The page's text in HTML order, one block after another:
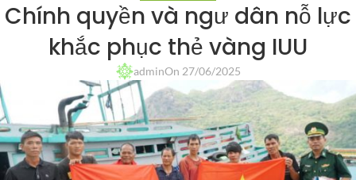
Chính quyền và ngư dân nỗ lực
khắc phục thẻ vàng IUU
adminOn 27/06/2025